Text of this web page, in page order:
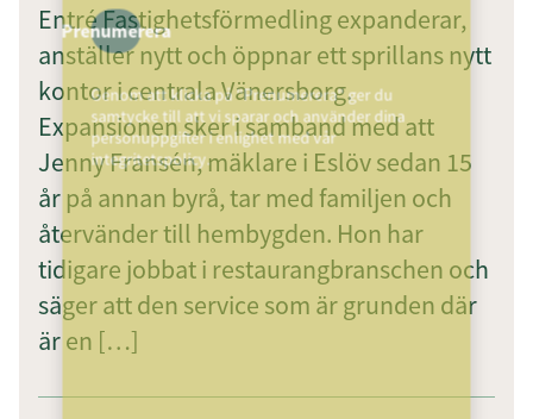
Entré Fastighetsförmedling expanderar,
anställer nytt och öppnar ett sprillans nytt
kontor i centrala Vänersborg.
Expansionen sker i samband med att
Jenny Fransén, mäklare i Eslöv sedan 15
år på annan byrå, tar med familjen och
återvänder till hembygden. Hon har
tidigare jobbat i restaurangbranschen och
säger att den service som är grunden där
är en […]
Prenumerera
Genom att klicka på "Prenumerera" ger du
samtycke till att vi sparar och använder dina
personuppgifter i enlighet med vår
integritetspolicy.